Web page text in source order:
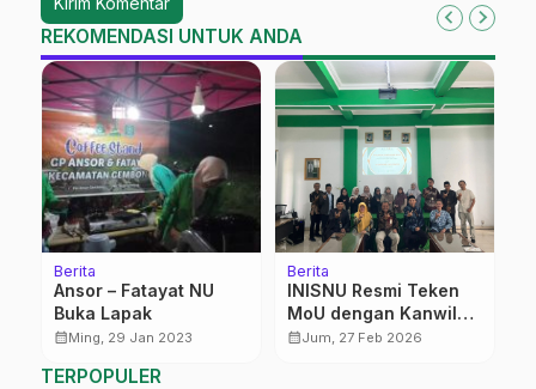
REKOMENDASI UNTUK ANDA
Berita
Ansor – Fatayat NU
Buka Lapak
calendar_monthMing, 29 Jan 2023
Berita
INISNU Resmi Teken
MoU dengan Kanwil
DJP Jawa Tengah II
calendar_monthJum, 27 Feb 2026
TERPOPULER